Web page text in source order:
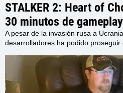
STALKER 2: Heart of
30 minutos de
solo te harán desear
ahora
A pesar de la invasión rusa a
desarrolladores ha podido proseguir